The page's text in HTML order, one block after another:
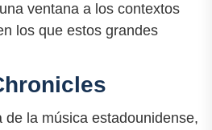
ventana a los contextos
los que estos grandes
de la música estadounidense,